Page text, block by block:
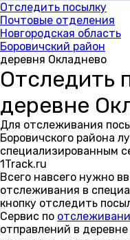
Отследить посылку
Почтовые отделения
Новгородская область
Боровичский район
деревня Окладнево
Отследить
деревне
Для отслеживания
Боровичского района
специализированным
1Track.ru
Всего навсего нужно
отслеживания в
кнопку отследить
Сервис по
отправлений в